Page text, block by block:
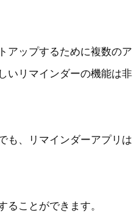
アップするために複数のア
いリマインダーの機能は非
も、リマインダーアプリは
ことができます。